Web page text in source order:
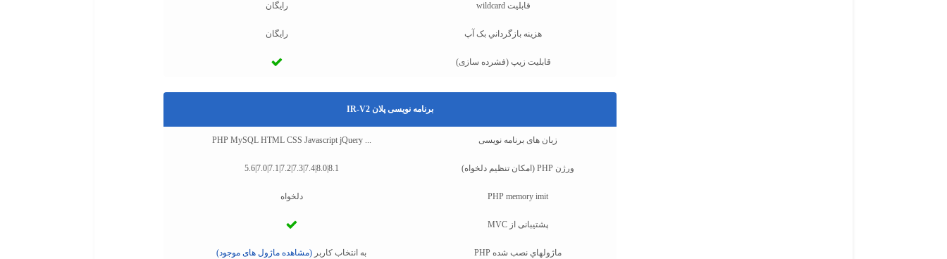
قابلیت wildcard رایگان
هزينه بازگرداني بک آپ رایگان
قابلیت زیپ (فشرده سازی)
برنامه نویسی پلان IR-V2
زبان های برنامه نویسی PHP MySQL HTML CSS Javascript jQuery ...
ورژن PHP (امکان تنظیم دلخواه) 5.6|7.0|7.1|7.2|7.3|7.4|8.0|8.1
PHP memory imit دلخواه
پشتیبانی از MVC
ماژولهاي نصب شده PHP به انتخاب کاربر (مشاهده ماژول های موجود)